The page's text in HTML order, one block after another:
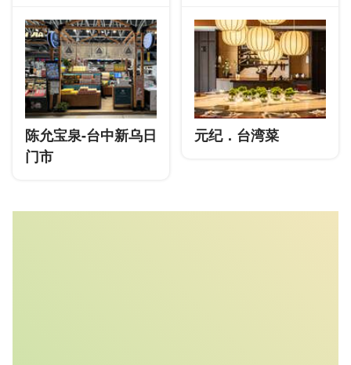
陈允宝泉-台中新乌日
门市
元纪．台湾菜